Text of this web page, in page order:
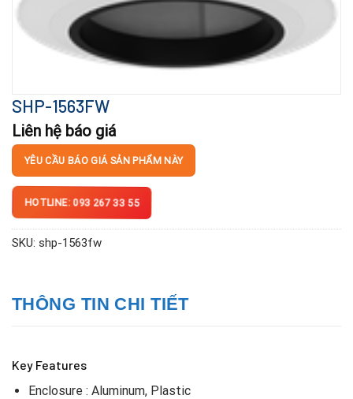
SHP-1563FW
Liên hệ báo giá
YÊU CẦU BÁO GIÁ SẢN PHẨM NÀY
HOTLINE: 093 267 33 55
SKU: shp-1563fw
THÔNG TIN CHI TIẾT
Key Features
Enclosure : Aluminum, Plastic